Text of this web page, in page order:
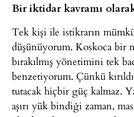
Bir iktidar kavramı
Tek kişi ile istikrarın
düşünüyorum. Koskoca bir
bırakılmış yönetimini tek
benzetiyorum. Çünkü
tutacak hiçbir güç kalmaz.
aşırı yük bindiği zaman,